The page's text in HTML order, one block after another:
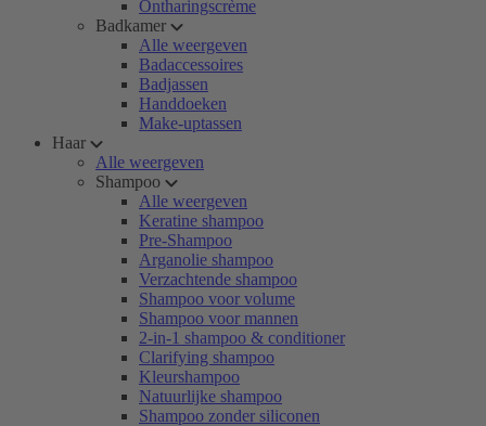
Ontharingscrème
Badkamer
Alle weergeven
Badaccessoires
Badjassen
Handdoeken
Make-uptassen
Haar
Alle weergeven
Shampoo
Alle weergeven
Keratine shampoo
Pre-Shampoo
Arganolie shampoo
Verzachtende shampoo
Shampoo voor volume
Shampoo voor mannen
2-in-1 shampoo & conditioner
Clarifying shampoo
Kleurshampoo
Natuurlijke shampoo
Shampoo zonder siliconen